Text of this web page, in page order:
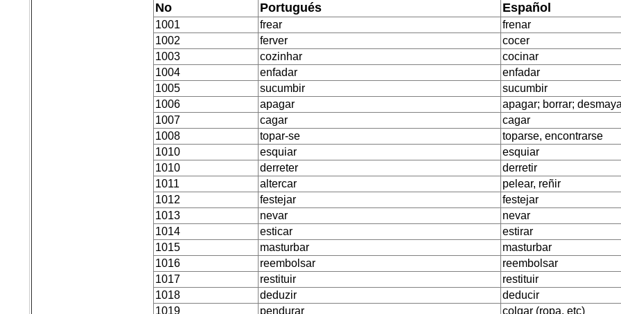
No Portugués Español
1001 frear
frenar
1002
ferver
cocer
1003
cozinhar
cocinar
1004
enfadar
enfadar
1005
sucumbir
sucumbir
1006
apagar
apagar; borrar;
1007
cagar
cagar
1008
topar-se
toparse, encontrarse
1010
esquiar
esquiar
1010
derreter
derretir
1011
altercar
pelear, reñir
1012
festejar
festejar
1013
nevar
nevar
1014
esticar
estirar
1015
masturbar
masturbar
1016
reembolsar
reembolsar
1017
restituir
restituir
1018
deduzir
deducir
1019
pendurar
colgar (ropa, etc)